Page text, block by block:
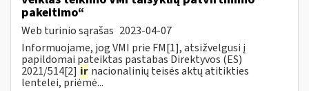
pakeitimo“
Web turinio sąrašas 2023-04-07
Informuojame, jog VMI prie FM[1], atsižvelgusi į
papildomai pateiktas pastabas Direktyvos (ES)
2021/514[2] ir nacionalinių teisės aktų atitikties
lentelei, priėmė...